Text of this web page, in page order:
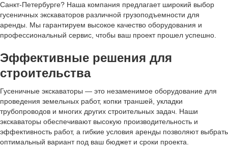
Санкт-Петербурге? Наша компания предлагает широкий выбор
гусеничных экскаваторов различной грузоподъемности для
аренды. Мы гарантируем высокое качество оборудования и
профессиональный сервис, чтобы ваш проект прошел успешно.
Эффективные решения для
строительства
Гусеничные экскаваторы — это незаменимое оборудование для
проведения земельных работ, копки траншей, укладки
трубопроводов и многих других строительных задач. Наши
экскаваторы обеспечивают высокую производительность и
эффективность работ, а гибкие условия аренды позволяют выбрать
оптимальный вариант под ваш бюджет и сроки проекта.